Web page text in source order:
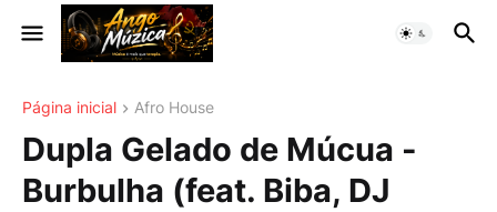
Página inicial Afro House
Dupla Gelado de Múcua -
Burbulha (feat. Biba, DJ